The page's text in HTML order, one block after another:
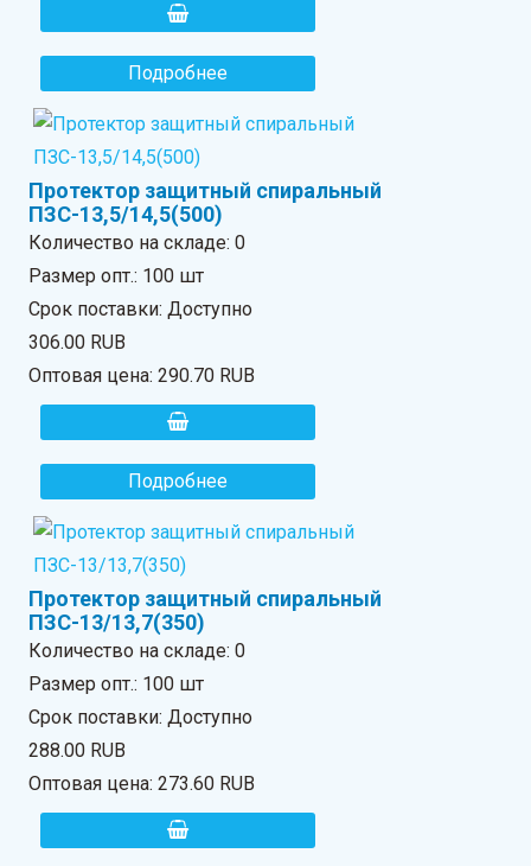
Подробнее
Протектор защитный спиральный
ПЗС-13,5/14,5(500)
Количество на складе:0
Размер опт.: 100 шт
Срок поставки: Доступно
306.00 RUB
Оптовая цена:290.70 RUB
Подробнее
Протектор защитный спиральный
ПЗС-13/13,7(350)
Количество на складе:0
Размер опт.: 100 шт
Срок поставки: Доступно
288.00 RUB
Оптовая цена:273.60 RUB